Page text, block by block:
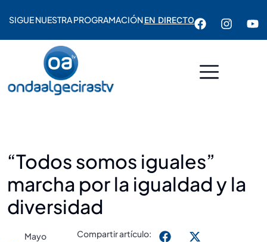
SIGUE NUESTRA PROGRAMACIÓNEN DIRECTO
“Todos somos iguales”
marcha por la igualdad y la
diversidad
Mayo
Compartir artículo: